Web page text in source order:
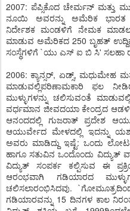
2007: ಪೆಪ್ಸಿಕೊದ ಚೇರ್ಮನ್ ಮತ್ತು
ನೂಯಿ ಅವರನ್ನು ಅಮೆರಿಕ
ನಿರ್ದೇಶಕ ಮಂಡಳಿಗೆ ನೇಮಕ
ಮಾಡುವ ಅಮೆರಿಕದ 250 ಬೃಹತ್
ಸಂಸ್ಥೆಗಳಿಗೆ `ಯು ಎಸ್ ಐ ಬಿ ಸಿ' ಸಲಹಾ
2006: ಕ್ಯಾನ್ಸರ್, ಏಡ್ಸ್, ಮಧುಮೇಹ
ಮಾಡುವಲ್ಲಿಪರಿಣಾಮಕಾರಿ ಫಲ
ಮುಳ್ಳುಗಳನ್ನು ಚಲಿಸುವಂತೆ
ವರ್ಧಮಾನ ಜೀವದಯಾ ಕೇಂದ್ರದ
ಆನಂದದಲ್ಲಿ ಗುಜರಾತ್ ಪ್ರದೇಶ
ಆಯುರ್ವೇದ ಮೇಳದಲ್ಲಿ ಇದನ್ನು
ಅವರು ಮಾಡಿದ್ದು ಇಷ್ಟೆ: ಒಂದು
ಹಾಗೂ ಸತುವಿನ ಒಂದೊಂದು ವಿದ್ಯುತ್
ವಿದ್ಯುತ್ ಸಂಪರ್ಕ ಕಲ್ಪಿಸುವ ಈ
ಆರಂಭವಾಗಿ ಗಡಿಯಾರದ
ಚಲಿಸಲಾರಂಭಿಸಿದವು.
ಗಡಿಯಾರವನ್ನು 15 ದಿನಗಳ ಕಾಲ